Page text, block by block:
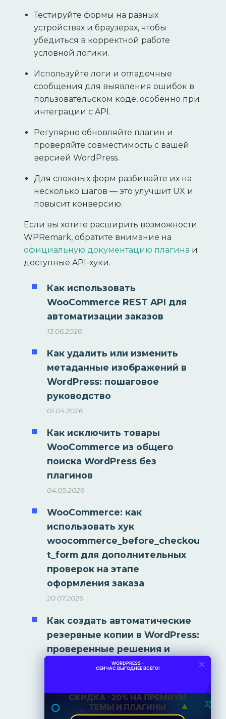
Тестируйте формы на разных
устройствах и браузерах, чтобы
убедиться в корректной работе
условной логики.
Используйте логи и отладочные
сообщения для выявления ошибок в
пользовательском коде, особенно при
интеграции с API.
Регулярно обновляйте плагин и
проверяйте совместимость с вашей
версией WordPress.
Для сложных форм разбивайте их на
несколько шагов — это улучшит UX и
повысит конверсию.
Если вы хотите расширить возможности
WPRemark, обратите внимание на
официальную документацию плагина и
доступные API-хуки.
Как использовать
WooCommerce REST API для
автоматизации заказов
13.06.2026
Как удалить или изменить
метаданные изображений в
WordPress: пошаговое
руководство
01.04.2026
Как исключить товары
WooCommerce из общего
поиска WordPress без
плагинов
04.05.2026
WooCommerce: как
использовать хук
woocommerce_before_checkou
t_form для дополнительных
проверок на этапе
оформления заказа
20.07.2026
Как создать автоматические
резервные копии в WordPress:
проверенные решения и
×
WORDPRESS -
СЕЙЧАС ВЫГОДНЕЕ ВСЕГО!
СКИДКА -20% НА ПРЕМИУМ
ТЕМЫ И ПЛАГИНЫ